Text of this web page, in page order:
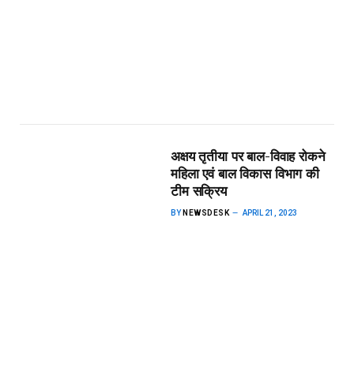
अक्षय तृतीया पर बाल-विवाह रोकने
महिला एवं बाल विकास विभाग की
टीम सक्रिय
BY NEWSDESK APRIL 21, 2023